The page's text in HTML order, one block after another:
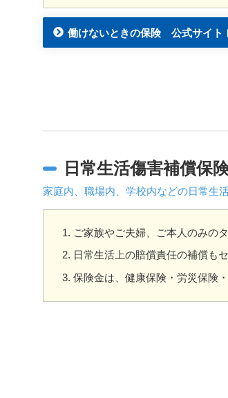
働けないときの保険 公式サイト
日常生活傷害補償保
家庭内、職場内、学校内などの日常生
ご家族やご夫婦、ご本人のみの
日常生活上の賠償責任の補償も
保険金は、健康保険・労災保険